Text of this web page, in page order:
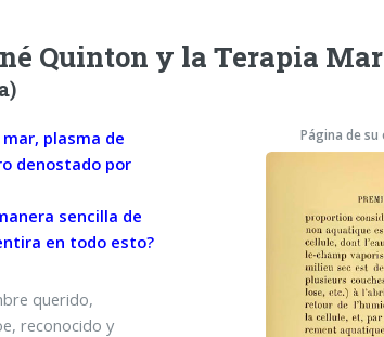
Quinton y la Terapia
plasma de
denostado por
sencilla de
en todo esto?
querido,
reconocido y
Página de